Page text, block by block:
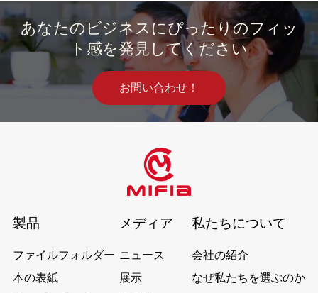
あなたのビジネスにぴったりのフィッ
ト感を発見してください
お問い合わせ！
製品
ファイルフォルダー
本の表紙
メディア
ニュース
展示
私たちについて
会社の紹介
なぜ私たちを選ぶのか